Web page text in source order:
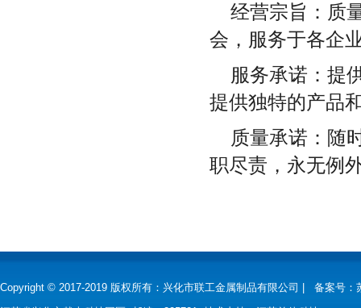
经营宗旨：质
会，服务于各企
服务承诺：提
提供独特的产品
质量承诺：随
职尽责，永无例
Copyright © 2017-2019 版权所有：兴化市联工金属制品有限公司 | 备案号：